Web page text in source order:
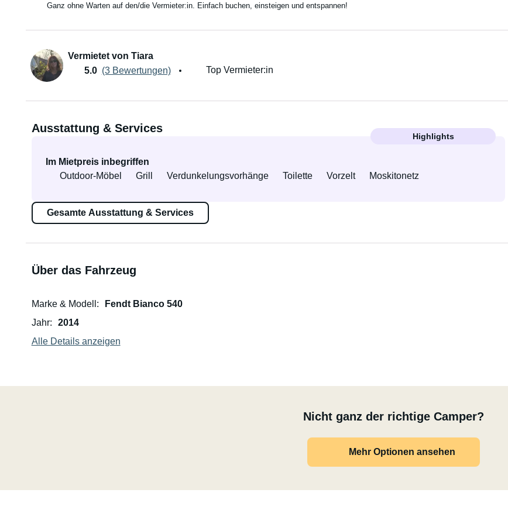
Ganz ohne Warten auf den/die Vermieter:in. Einfach buchen, einsteigen und entspannen!
Vermietet von Tiara
5.0 (3 Bewertungen) Top Vermieter:in
Ausstattung & Services
Highlights
Im Mietpreis inbegriffen
Outdoor-Möbel
Grill Verdunkelungsvorhänge Toilette Vorzelt Moskitonetz
Gesamte Ausstattung & Services
Über das Fahrzeug
Marke & Modell
Fendt Bianco 540
Jahr
2014
Alle Details anzeigen
Nicht ganz der richtige Camper?
Mehr Optionen ansehen